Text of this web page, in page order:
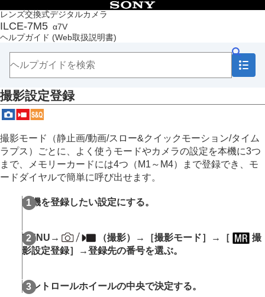
レンズ交換式デジタルカメラ
ILCE-7M5 α7V
ヘルプガイド (Web取扱説明書)
目次
トップページ
ヘルプガイドの使いかた
本体と付属品を確認する
本機の基本操作
準備/基本的な撮影
MENU一覧から機能を探す
撮影機能を活用する
カメラをカスタマイズする
この章の目次
本機のカスタマイズ機能について
よく使う機能をボタンやダイヤルに割り当てる
一時的にダイヤルの機能を変更する（
撮影設定の登録と呼び出し
撮影設定登録
撮影設定呼び出し
カスタム撮影設定登録
撮影設定登録
撮影モード（静止画/動画/スロー&クイックモーション/タイム
ラプス）ごとに、よく使うモードやカメラの設定を本機に3つ
まで、メモリーカードには4つ（M1～M4）まで登録でき、モ
ードダイヤルで簡単に呼び出せます。
本機を登録したい設定にする。
MENU → （撮影）→ ［撮影モード］ → ［
撮
影設定登録］
→登録先の番号を選ぶ。
コントロールホイールの中央で決定する。